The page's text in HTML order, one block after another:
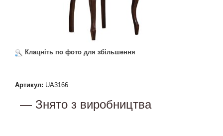
Клацніть по фото для збільшення
Артикул: UA3166
— Знято з виробництва